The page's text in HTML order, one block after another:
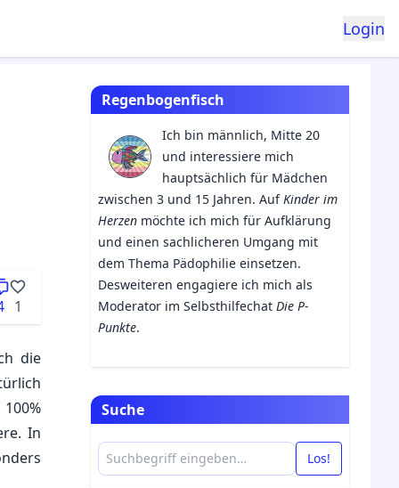
Login
1
die
In
Regenbogenfisch
Ich bin männlich, Mitte 20
und interessiere mich
hauptsächlich für Mädchen
zwischen 3 und 15 Jahren. AufKinder im
Herzen möchte ich mich für Aufklärung
und einen sachlicheren Umgang mit
dem Thema Pädophilie einsetzen.
Desweiteren engagiere ich mich als
Moderator im Selbsthilfechat Die P-
Punkte.
Suche
Los!